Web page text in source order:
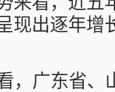
现出逐年增
，广东省、